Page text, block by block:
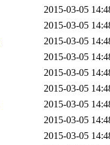
2015-03-05
2015-03-05
2015-03-05
2015-03-05
2015-03-05
2015-03-05
2015-03-05
2015-03-05
2015-03-05